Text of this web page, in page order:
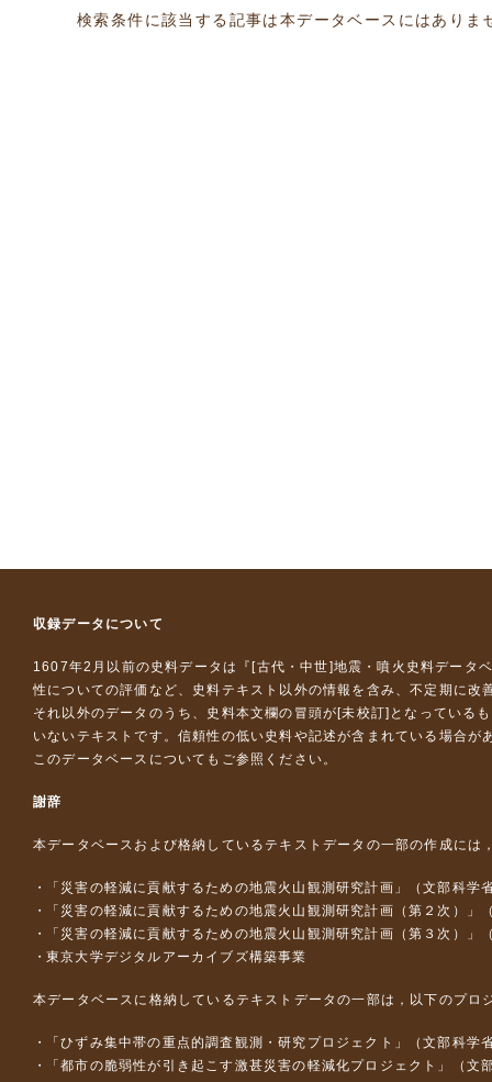
検索条件に該当する記事は本データベースにはあり
収録データについて
1607年2月以前の史料データは『 [古代・中世]地震・噴火史料データ
性についての評価など、史料テキスト以外の情報を含み、不定期に改
それ以外のデータのうち、史料本文欄の冒頭が[未校訂]となっている
いないテキストです。信頼性の低い史料や記述が含まれている場合が
このデータベースについて もご参照ください。
謝辞
本データベースおよび格納しているテキストデータの一部の作成には
「災害の軽減に貢献するための地震火山観測研究計画」（文部科学
「災害の軽減に貢献するための地震火山観測研究計画（第２次）」
「災害の軽減に貢献するための地震火山観測研究計画（第３次）」
東京大学デジタルアーカイブズ構築事業
本データベースに格納しているテキストデータの一部は，以下のプロ
「ひずみ集中帯の重点的調査観測・研究プロジェクト」（文部科
「都市の脆弱性が引き起こす激甚災害の軽減化プロジェクト」（